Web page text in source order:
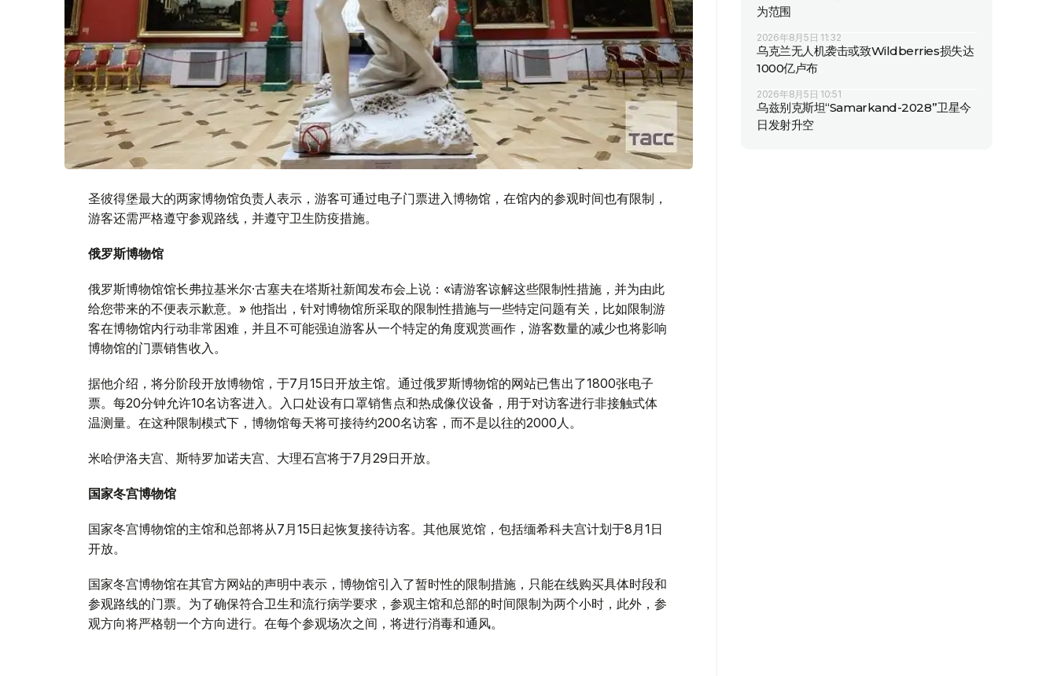
圣彼得堡最大的两家博物馆负责人表示，游客可通过电子门票进入博物馆，在馆内的参观时间也有限制，
游客还需严格遵守参观路线，并遵守卫生防疫措施。
俄罗斯博物馆
俄罗斯博物馆馆长弗拉基米尔·古塞夫在塔斯社新闻发布会上说：«请游客谅解这些限制性措施，并为由此
给您带来的不便表示歉意。» 他指出，针对博物馆所采取的限制性措施与一些特定问题有关，比如限制游
客在博物馆内行动非常困难，并且不可能强迫游客从一个特定的角度观赏画作，游客数量的减少也将影响
博物馆的门票销售收入。
据他介绍，将分阶段开放博物馆，于7月15日开放主馆。通过俄罗斯博物馆的网站已售出了1800张电子
票。每20分钟允许10名访客进入。入口处设有口罩销售点和热成像仪设备，用于对访客进行非接触式体
温测量。在这种限制模式下，博物馆每天将可接待约200名访客，而不是以往的2000人。
米哈伊洛夫宫、斯特罗加诺夫宫、大理石宫将于7月29日开放。
国家冬宫博物馆
国家冬宫博物馆的主馆和总部将从7月15日起恢复接待访客。其他展览馆，包括缅希科夫宫计划于8月1日
开放。
国家冬宫博物馆在其官方网站的声明中表示，博物馆引入了暂时性的限制措施，只能在线购买具体时段和
参观路线的门票。为了确保符合卫生和流行病学要求，参观主馆和总部的时间限制为两个小时，此外，参
观方向将严格朝一个方向进行。在每个参观场次之间，将进行消毒和通风。
为范围
2026年8月5日 11:32
乌克兰无人机袭击或致Wildberries损失达
1000亿卢布
2026年8月5日 10:51
乌兹别克斯坦“Samarkand-2028”卫星今
日发射升空